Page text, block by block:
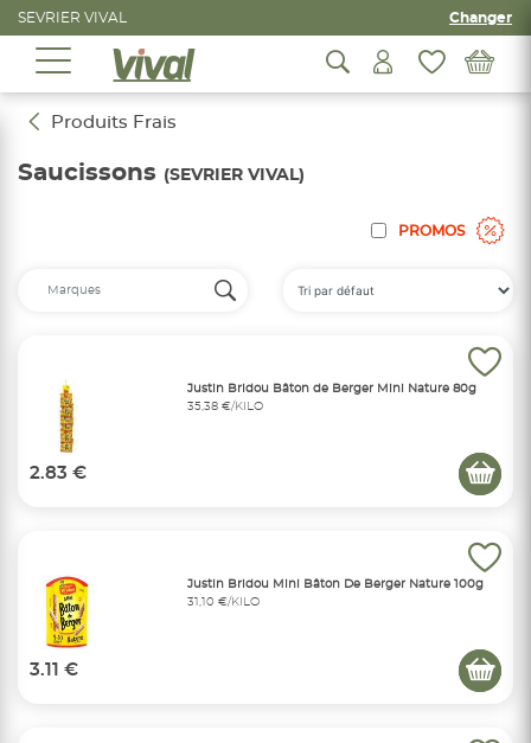
SEVRIER VIVAL Changer
Produits Frais
Saucissons (SEVRIER VIVAL)
PROMOS
Justin Bridou Bâton de Berger Mini Nature 80g
35,38 €/KILO
2.83 €
Justin Bridou Mini Bâton De Berger Nature 100g
31,10 €/KILO
3.11 €